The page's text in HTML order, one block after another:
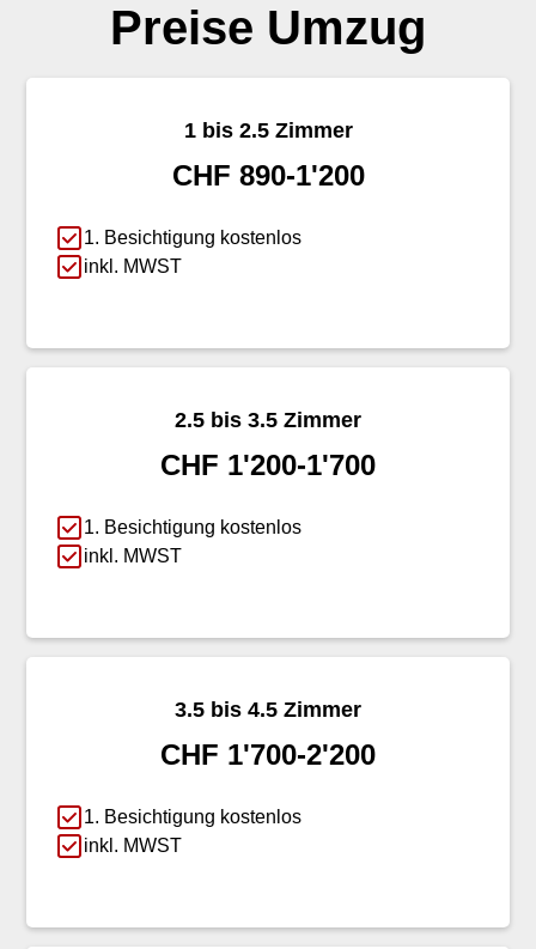
Preise Umzug
1 bis 2.5 Zimmer
CHF 890-1'200
1. Besichtigung kostenlos
inkl. MWST
2.5 bis 3.5 Zimmer
CHF 1'200-1'700
1. Besichtigung kostenlos
inkl. MWST
3.5 bis 4.5 Zimmer
CHF 1'700-2'200
1. Besichtigung kostenlos
inkl. MWST